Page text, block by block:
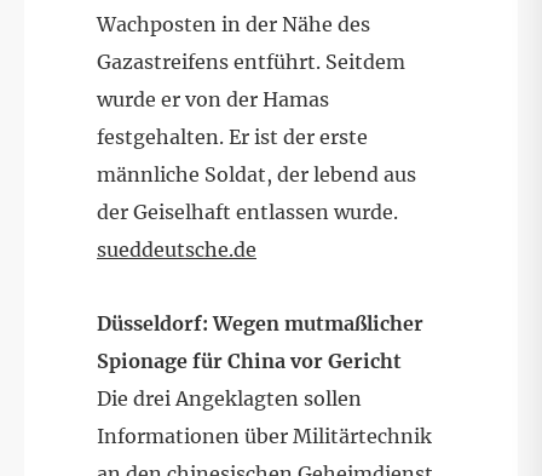
Wachposten in der Nähe des
Gazastreifens entführt. Seitdem
wurde er von der Hamas
festgehalten. Er ist der erste
männliche Soldat, der lebend aus
der Geiselhaft entlassen wurde.
sueddeutsche.de
Düsseldorf: Wegen mutmaßlicher
Spionage für China vor Gericht
Die drei Angeklagten sollen
Informationen über Militärtechnik